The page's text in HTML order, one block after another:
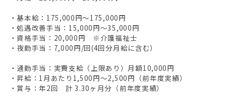
HOME
無料会員登録
キープした求人 0
・基本給：175,000円～175,000円
・処遇改善手当：15,000円～35,000円
・資格手当：20,000円 ※介護福祉士
・夜勤手当：7,000円/回(4回分月給に含む）
・通勤手当：実費支給（上限あり）月額10,000円
・昇給：1月あたり1,500円～2,500円（前年度実績）
・賞与：年2回 計 3.30ヶ月分（前年度実績）